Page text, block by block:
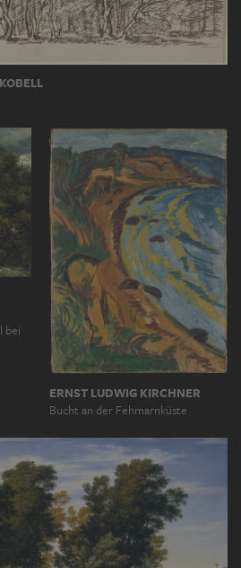
bei
ERNST LUDWIG KIRCHNER
Bucht an der Fehmarnküste